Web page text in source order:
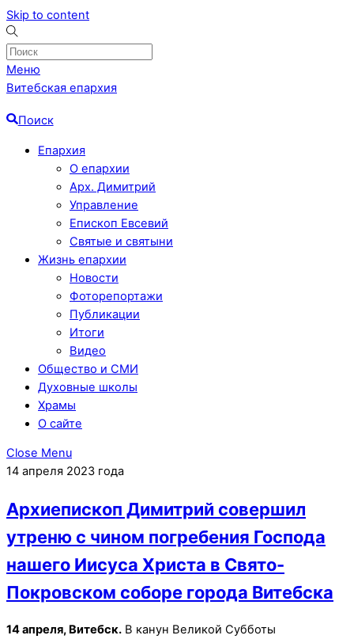
Skip to content
Меню
Витебская епархия
Поиск
Епархия
О епархии
Арх. Димитрий
Управление
Епископ Евсевий
Святые и святыни
Жизнь епархии
Новости
Фоторепортажи
Публикации
Итоги
Видео
Общество и СМИ
Духовные школы
Храмы
О сайте
Close Menu
14 апреля 2023 года
Архиепископ Димитрий совершил
утреню с чином погребения Господа
нашего Иисуса Христа в Свято-
Покровском соборе города Витебска
14 апреля, Витебск. В канун Великой Субботы